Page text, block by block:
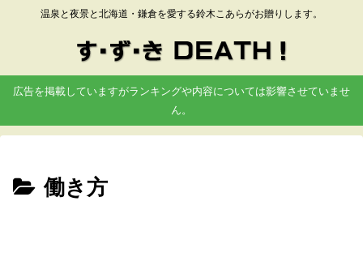
温泉と夜景と北海道・鎌倉を愛する鈴木こあらがお贈りします。
広告を掲載していますがランキングや内容については影響させていませ
ん。
働き方